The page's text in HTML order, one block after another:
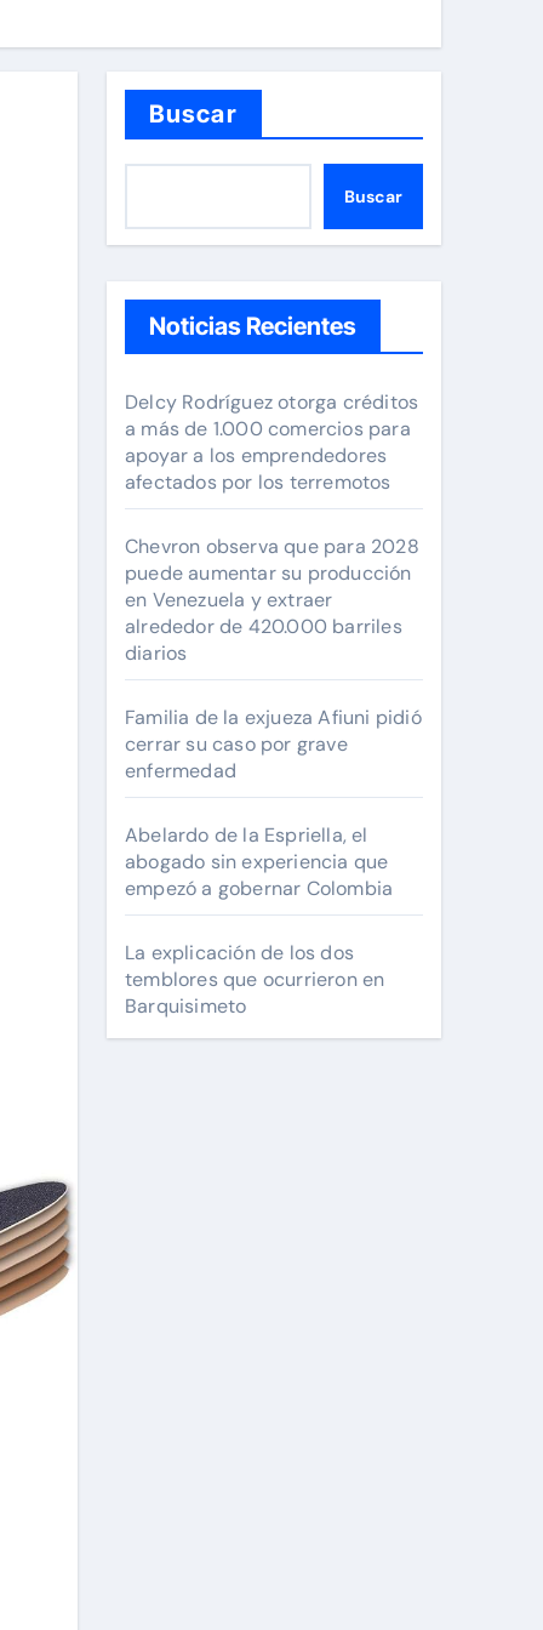
Buscar
Buscar
Noticias Recientes
Delcy Rodríguez otorga créditos
a más de 1.000 comercios para
apoyar a los emprendedores
afectados por los terremotos
Chevron observa que para 2028
puede aumentar su producción
en Venezuela y extraer
alrededor de 420.000 barriles
diarios
Familia de la exjueza Afiuni pidió
cerrar su caso por grave
enfermedad
Abelardo de la Espriella, el
abogado sin experiencia que
empezó a gobernar Colombia
La explicación de los dos
temblores que ocurrieron en
Barquisimeto